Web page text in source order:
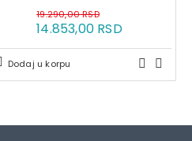
14.853,00 RSD
19.290,00 RSD
Dodaj u korpu